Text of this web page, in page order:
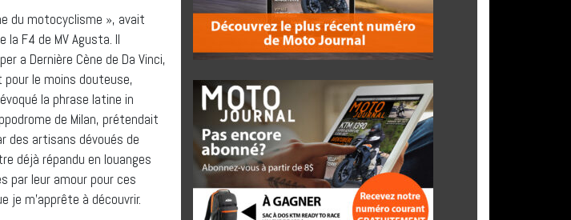
du motocyclisme », avait
la F4 de MV Agusta. Il
a Dernière Cène de Da Vinci,
le moins douteuse,
la phrase latine in
de Milan, prétendait
des artisans dévoués de
déjà répandu en louanges
par leur amour pour ces
m’apprête à découvrir.